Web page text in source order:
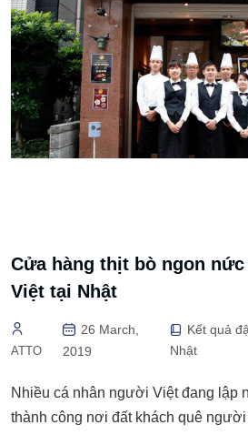
Cửa hàng thịt bò ngon
Việt tại Nhật
ATTO
26 March,
2019
Kết quả
Nhật
Nhiều cá nhân người Việt đang lập
thành công nơi đất khách quê